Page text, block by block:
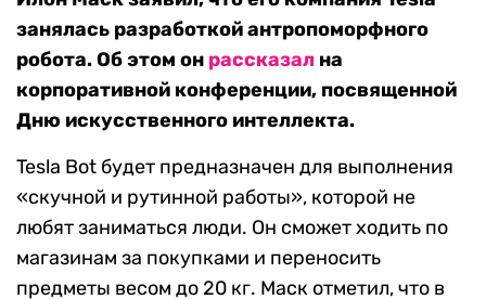
занялась разработкой антропоморфного
робота. Об этом он рассказал на
корпоративной конференции, посвященной
Дню искусственного интеллекта.
Tesla Bot будет предназначен для выполнения
«скучной и рутинной работы», которой не
любят заниматься люди. Он сможет ходить по
магазинам за покупками и переносить
предметы весом до 20 кг. Маск отметил, что в